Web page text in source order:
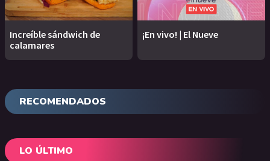
Increíble sándwich de
calamares
¡En vivo! | El Nueve
RECOMENDADOS
LO ÚLTIMO